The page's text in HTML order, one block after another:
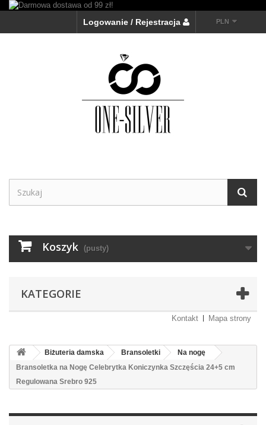
PLN
Logowanie / Rejestracja
Koszyk (pusty)
KATEGORIE
Kontakt Mapa strony
Biżuteria damska Bransoletki
Na nogę
Bransoletka na Nogę Celebrytka Koniczynka Szczęścia 24+5 cm
Regulowana Srebro 925